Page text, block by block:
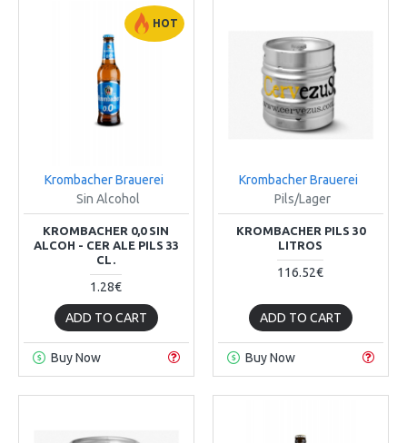
HOT
Krombacher Brauerei
Sin Alcohol
KROMBACHER 0,0 SIN
ALCOH - CER ALE PILS 33
CL.
1.28€
ADD TO CART
Buy Now
Krombacher Brauerei
Pils/Lager
KROMBACHER PILS 30
LITROS
116.52€
ADD TO CART
Buy Now